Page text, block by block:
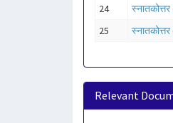
24
25
Relevant